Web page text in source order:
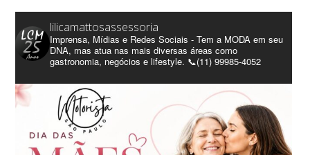
lilicamattosassessoria
Imprensa, Mídias e Redes Sociais - Tem a MODA em seu
DNA, mas atua nas mais diversas áreas como
gastronomia, negócios e lifestyle. 📞(11) 99985-4052